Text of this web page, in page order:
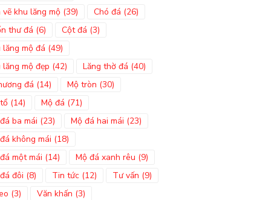
vẽ khu lăng mộ (39) Chó đá (26)
thư đá (6) Cột đá (3)
lăng mộ đá (49)
lăng mộ đẹp (42) Lăng thờ đá (40)
đá (14) Mộ tròn (30)
(14) Mộ đá (71)
ba mái (23) Mộ đá hai mái (23)
không mái (18)
một mái (14) Mộ đá xanh rêu (9)
đôi (8) Tin tức (12) Tư vấn (9)
(3) Văn khấn (3)